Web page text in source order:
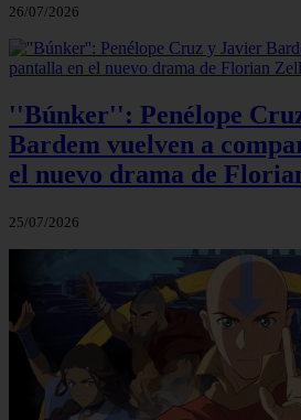
26/07/2026
''Búnker'': Penélope
Bardem vuelven a
el nuevo drama de
25/07/2026